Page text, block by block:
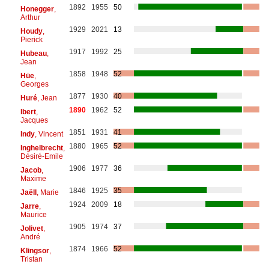
Honegger,
Arthur
1892 1955 50
Houdy,
Pierick
1929 2021 13
Hubeau,
Jean
1917 1992 25
Hüe,
Georges
1858 1948 52
Huré, Jean 1877 1930
40
Ibert,
Jacques
1890 1962 52
Indy, Vincent 1851 1931
41
Inghelbrecht,
Désiré-Emile
1880 1965 52
Jacob,
Maxime
1906 1977 36
Jaëll, Marie 1846 1925
35
Jarre,
Maurice
1924 2009 18
Jolivet,
André
1905 1974 37
Klingsor,
Tristan
1874 1966 52